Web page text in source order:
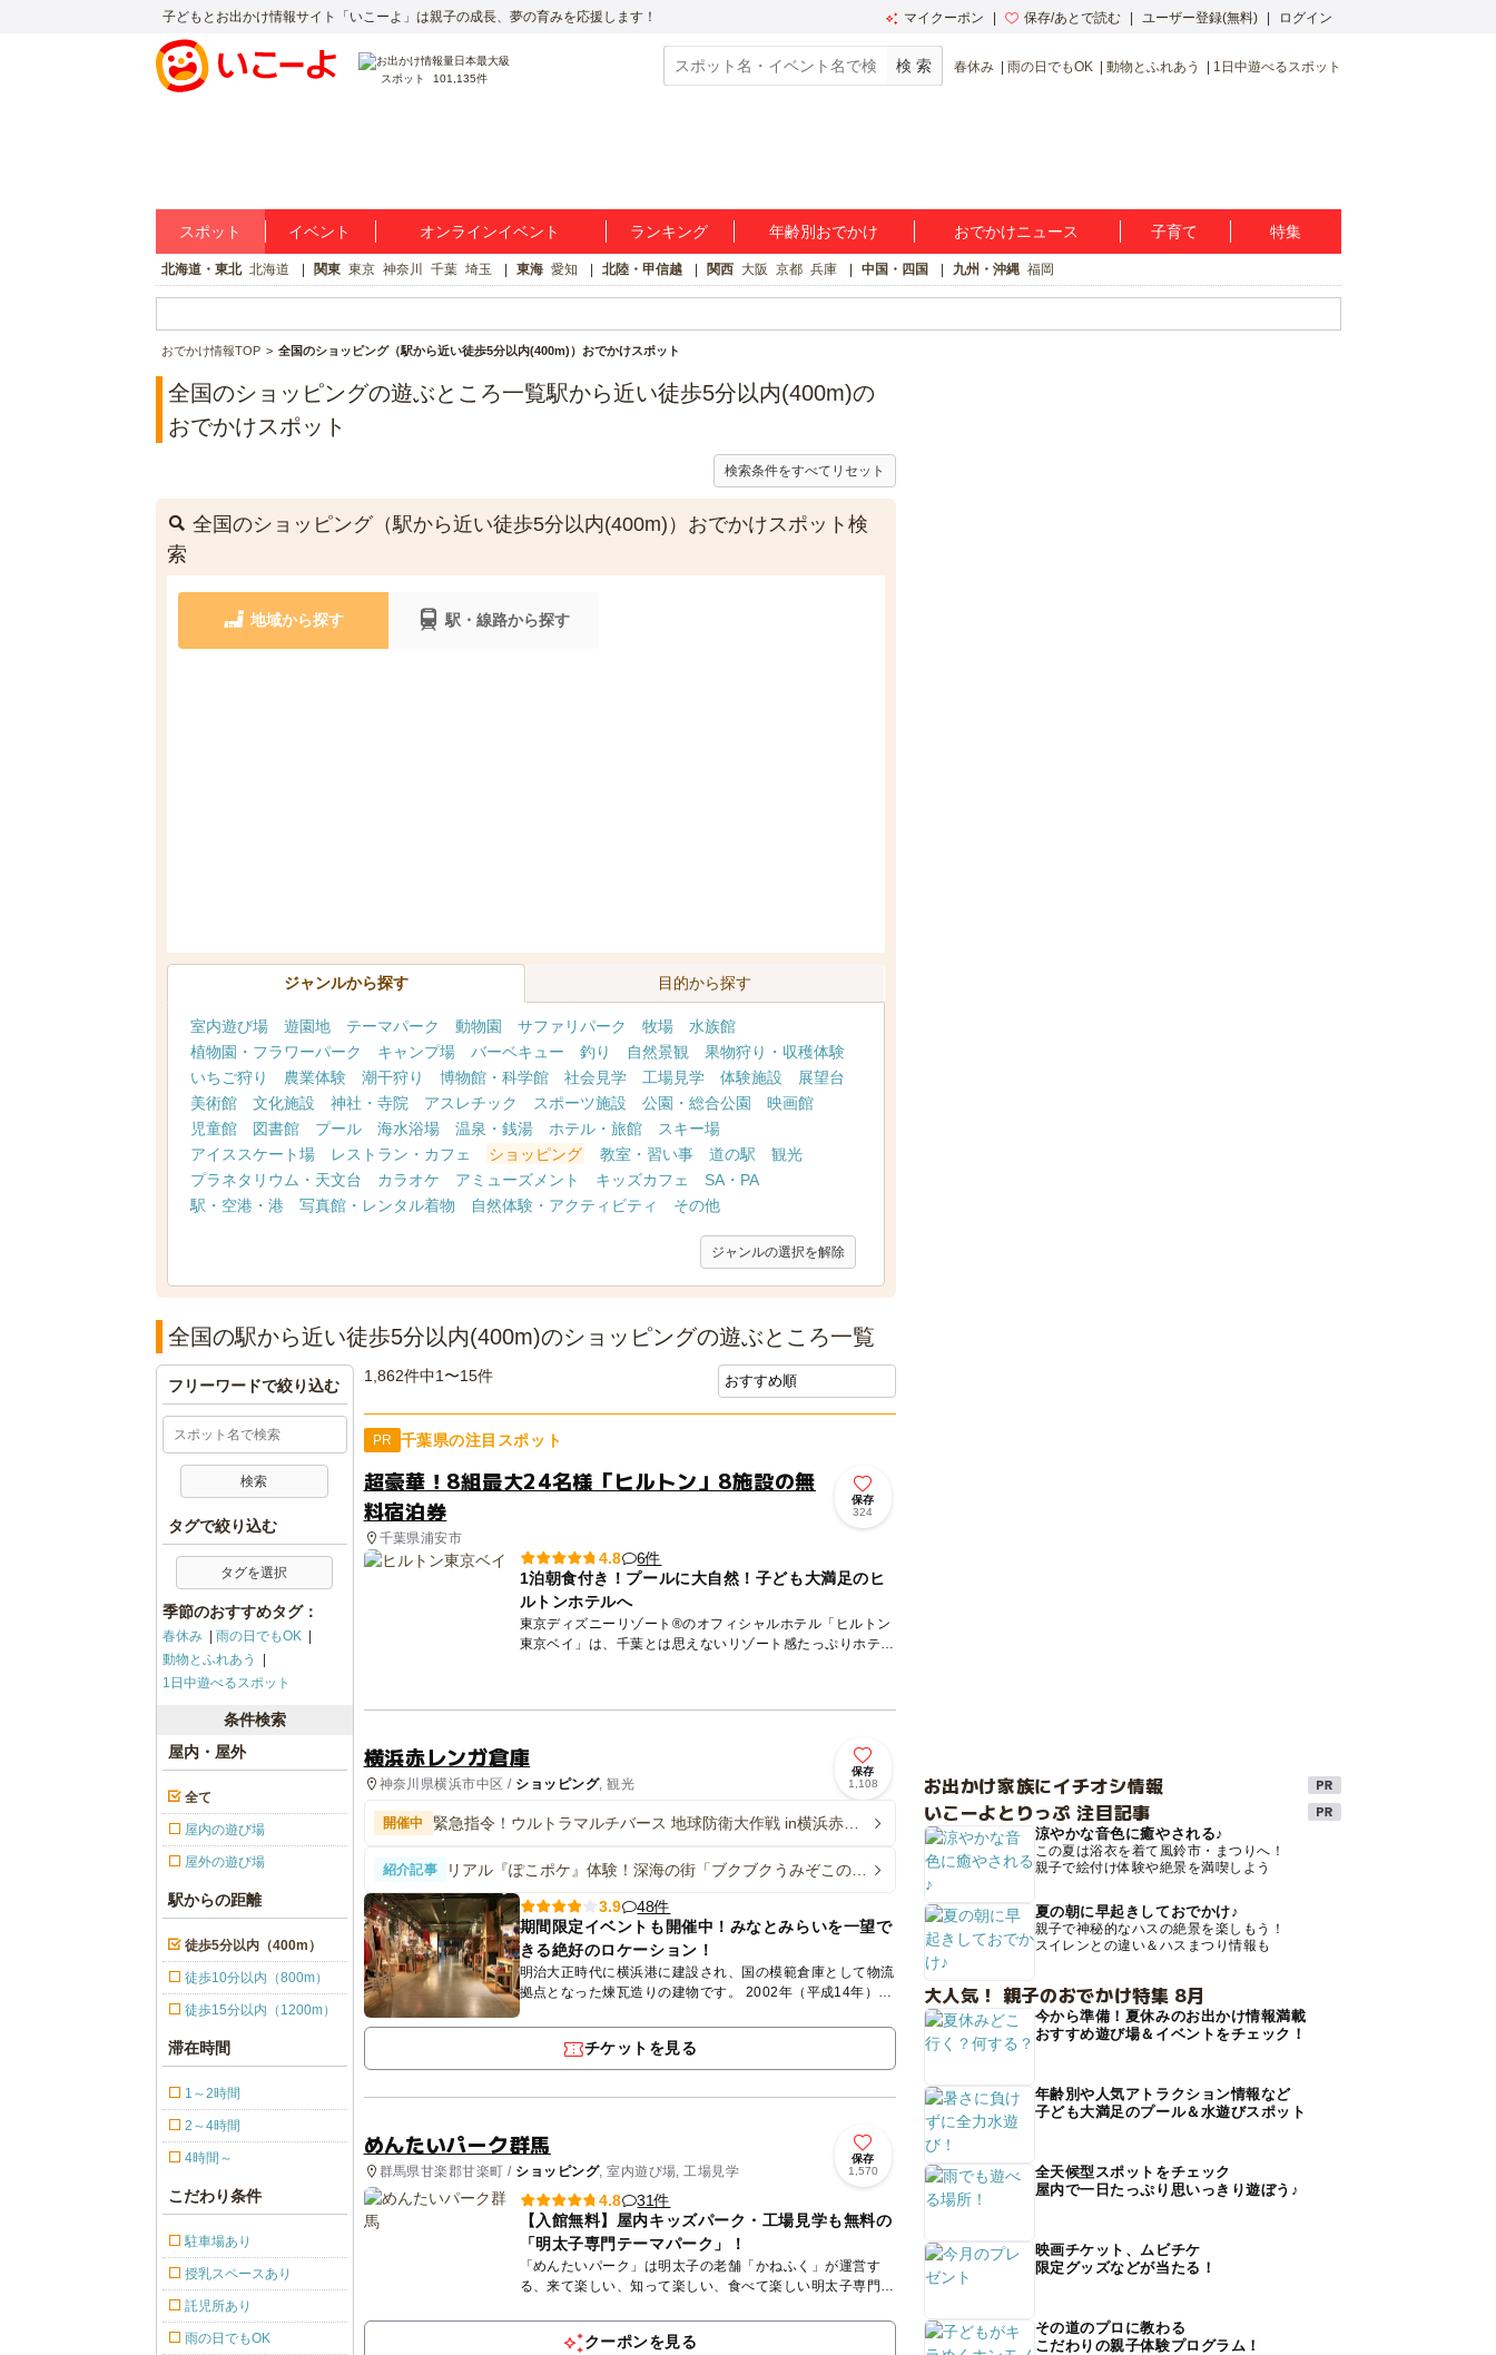
子どもとお出かけ情報サイト「いこーよ」は親子の成長、夢の育みを応援します！ マイクーポン 保存/あとで読む ユーザー登録(無料) ログイン
スポット 101,135件
春休み 雨の日でもOK 動物とふれあう 1日中遊べるスポット
スポット イベント オンラインイベント ランキング 年齢別おでかけ おでかけニュース 子育て 特集
北海道・東北 北海道 関東 東京 神奈川 千葉 埼玉 東海 愛知 北陸・甲信越 関西 大阪 京都 兵庫 中国・四国 九州・沖縄 福岡
おでかけ情報TOP 全国のショッピング（駅から近い徒歩5分以内(400m)）おでかけスポット
全国のショッピングの遊ぶところ一覧駅から近い徒歩5分以内(400m)の
おでかけスポット
検索条件をすべてリセット
全国のショッピング（駅から近い徒歩5分以内(400m)）おでかけスポット検
索
地域から探す 駅・線路から探す
ジャンルから探す 目的から探す
室内遊び場 遊園地 テーマパーク 動物園 サファリパーク 牧場
水族館
植物園・フラワーパーク
キャンプ場 バーベキュー 釣り 自然景観
果物狩り・収穫体験
いちご狩り
農業体験 潮干狩り 博物館・科学館 社会見学 工場見学 体験施設
展望台
美術館
文化施設 神社・寺院 アスレチック スポーツ施設 公園・総合公園
映画館
児童館
図書館 プール 海水浴場 温泉・銭湯 ホテル・旅館
スキー場
アイススケート場
レストラン・カフェ ショッピング 教室・習い事 道の駅
観光
プラネタリウム・天文台
カラオケ アミューズメント キッズカフェ
SA・PA
駅・空港・港
写真館・レンタル着物 自然体験・アクティビティ その他
ジャンルの選択を解除
全国の駅から近い徒歩5分以内(400m)のショッピングの遊ぶところ一覧
1,862件中1〜15件
PR 千葉県の注目スポット
超豪華！8組最大24名様「ヒルトン」8施設の無
料宿泊券
千葉県浦安市
保存
324
4.8
6件
1泊朝食付き！プールに大自然！子ども大満足のヒ
ルトンホテルへ
東京ディズニーリゾート®のオフィシャルホテル「ヒルトン
東京ベイ」は、千葉とは思えないリゾート感たっぷりホテル
横浜赤レンガ倉庫
神奈川県横浜市中区 / ショッピング, 観光
保存
1,108
開催中
緊急指令！ウルトラマルチバース 地球防衛大作戦 in横浜赤レ
ンガ倉庫
紹介記事
リアル『ぽこポケ』体験！深海の街「ブクブクうみぞこの
3.9
48件
期間限定イベントも開催中！みなとみらいを一望で
きる絶好のロケーション！
明治大正時代に横浜港に建設され、国の模範倉庫として物流
拠点となった煉瓦造りの建物です。 2002年（平成14年）4
月12日に文化・商業施設としてオープンしました。 横浜
赤...
チケットを見る
めんたいパーク群馬
群馬県甘楽郡甘楽町 / ショッピング, 室内遊び場, 工場見学
保存
1,570
4.8
31件
【入館無料】屋内キッズパーク・工場見学も無料の
「明太子専門テーマパーク」！
「めんたいパーク」は明太子の老舗「かねふく」が運営す
る、来て楽しい、知って楽しい、食べて楽しい明太子専門テ
のショッピング...
クーポンを見る
フリーワードで絞り込む
タグで絞り込む
タグを選択
季節のおすすめタグ：
春休み
雨の日でもOK
動物とふれあう
1日中遊べるスポット
条件検索
屋内・屋外
全て
屋内の遊び場
屋外の遊び場
駅からの距離
徒歩5分以内（400m）
徒歩10分以内（800m）
徒歩15分以内（1200m）
滞在時間
1～2時間
2～4時間
4時間～
こだわり条件
駐車場あり
授乳スペースあり
託児所あり
雨の日でもOK
お出かけ家族にイチオシ情報
いこーよとりっぷ 注目記事
涼やかな音色に癒やされる♪
この夏は浴衣を着て風鈴市・まつりへ！
親子で絵付け体験や絶景を満喫しよう
夏の朝に早起きしておでかけ♪
親子で神秘的なハスの絶景を楽しもう！
スイレンとの違い＆ハスまつり情報も
大人気！ 親子のおでかけ特集 8月
今から準備！夏休みのお出かけ情報満載
おすすめ遊び場＆イベントをチェック！
年齢別や人気アトラクション情報など
子ども大満足のプール＆水遊びスポット
全天候型スポットをチェック
屋内で一日たっぷり思いっきり遊ぼう♪
映画チケット、ムビチケ
限定グッズなどが当たる！
その道のプロに教わる
こだわりの親子体験プログラム！